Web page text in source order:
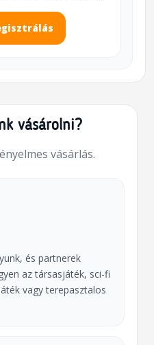
vásárolni?
vásárlás.
és partnerek
az társasjáték, sci-fi
vagy terepasztalos